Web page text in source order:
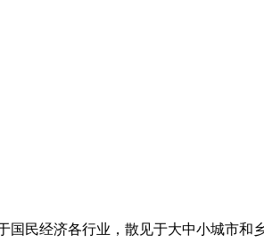
民经济各行业，散见于大中小城市和